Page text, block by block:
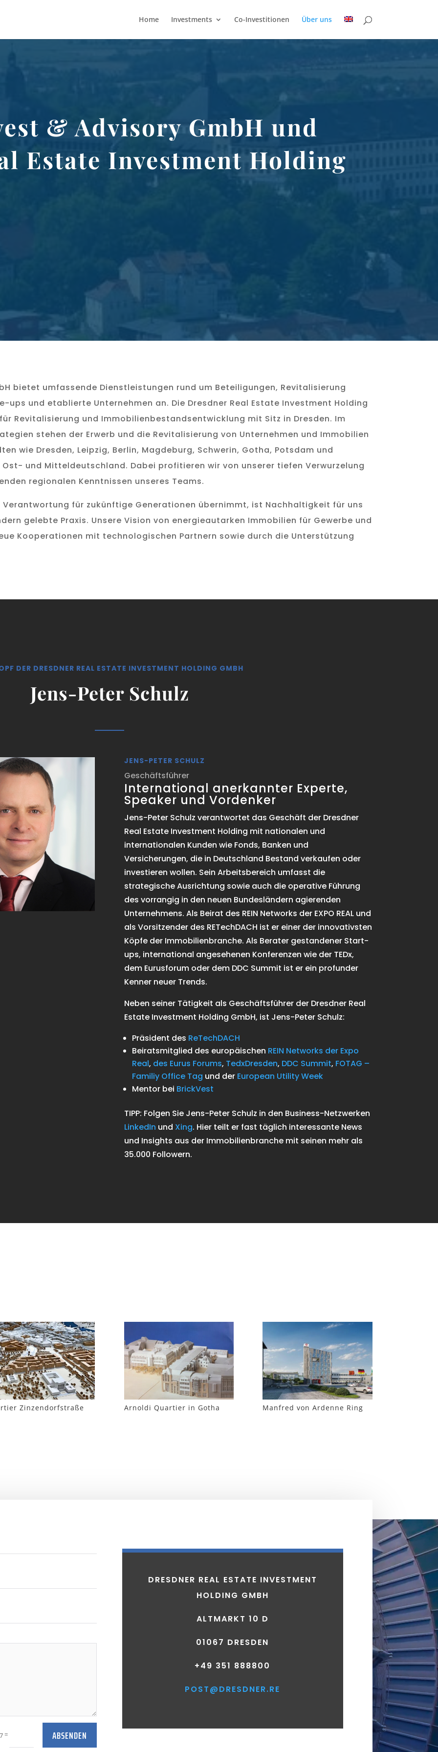
Home Investments Co-Investitionen Über uns
& Advisory GmbH und
Estate Investment Holding
bietet umfassende Dienstleistungen rund um Beteiligungen, Revitalisierung
ups und etablierte Unternehmen an. Die Dresdner Real Estate Investment Holding
Revitalisierung und Immobilienbestandsentwicklung mit Sitz in Dresden. Im
stehen der Erwerb und die Revitalisierung von Unternehmen und Immobilien
wie Dresden, Leipzig, Berlin, Magdeburg, Schwerin, Gotha, Potsdam und
und Mitteldeutschland. Dabei profitieren wir von unserer tiefen Verwurzelung
regionalen Kenntnissen unseres Teams.
Verantwortung für zukünftige Generationen übernimmt, ist Nachhaltigkeit für uns
gelebte Praxis. Unsere Vision von energieautarken Immobilien für Gewerbe und
Kooperationen mit technologischen Partnern sowie durch die Unterstützung
DER DRESDNER REAL ESTATE INVESTMENT HOLDING GMBH
Jens-Peter Schulz
JENS-PETER SCHULZ
Geschäftsführer
International anerkannter Experte,
Speaker und Vordenker
Jens-Peter Schulz verantwortet das Geschäft der Dresdner
Real Estate Investment Holding mit nationalen und
internationalen Kunden wie Fonds, Banken und
Versicherungen, die in Deutschland Bestand verkaufen oder
investieren wollen. Sein Arbeitsbereich umfasst die
strategische Ausrichtung sowie auch die operative Führung
des vorrangig in den neuen Bundesländern agierenden
Unternehmens. Als Beirat des REIN Networks der EXPO REAL und
als Vorsitzender des RETechDACH ist er einer der innovativsten
Köpfe der Immobilienbranche. Als Berater gestandener Start-
ups, international angesehenen Konferenzen wie der TEDx,
dem Eurusforum oder dem DDC Summit ist er ein profunder
Kenner neuer Trends.
Neben seiner Tätigkeit als Geschäftsführer der Dresdner Real
Estate Investment Holding GmbH, ist Jens-Peter Schulz:
Präsident des ReTechDACH
Beiratsmitglied des europäischen REIN Networks der Expo
Real, des Eurus Forums, TedxDresden, DDC Summit, FOTAG –
Familiy Office Tag und der European Utility Week
Mentor bei BrickVest
TIPP: Folgen Sie Jens-Peter Schulz in den Business-Netzwerken
LinkedIn und Xing. Hier teilt er fast täglich interessante News
und Insights aus der Immobilienbranche mit seinen mehr als
35.000 Followern.
Zinzendorfstraße Arnoldi Quartier in Gotha Manfred von Ardenne Ring
= ABSENDEN
DRESDNER REAL ESTATE INVESTMENT
HOLDING GMBH
ALTMARKT 10 D
01067 DRESDEN
+49 351 888800
​POST@DRESDNER.RE